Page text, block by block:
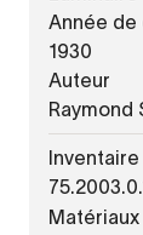
Année
1930
Auteur
Raymond
Inventaire
Matériaux